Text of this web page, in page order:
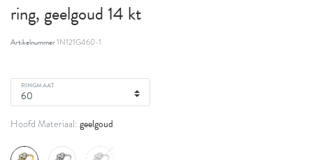
ring, geelgoud 14 kt
Artikelnummer1N121G460-1
RINGMAAT
Hoofd Materiaal: geelgoud